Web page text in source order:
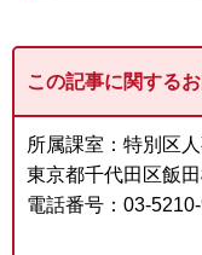
この記事に関する
所属課室：特別区
東京都千代田区飯
電話番号：03-